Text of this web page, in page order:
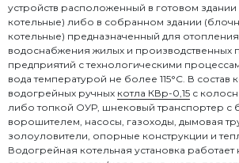
устройств расположенный в готовом
котельные) либо в собранном здании
котельные) предназначенный для
водоснабжения жилых и производственных
предприятий с технологическими
вода температурой не более 115°C. В состав
водогрейных ручных котла КВр-0,15 с
либо топкой ОУР, шнековый транспортер с
ворошителем, насосы, газоходы, дымовая
золоуловители, опорные конструкции и
Водогрейная котельная установка работает